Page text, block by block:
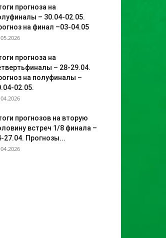
прогноза на
– 30.04-02.05.
на финал –03-04.05
прогноза на
– 28-29.04.
на полуфиналы –
02.05.
прогнозов на вторую
встреч 1/8 финала –
27.04. Прогнозы...